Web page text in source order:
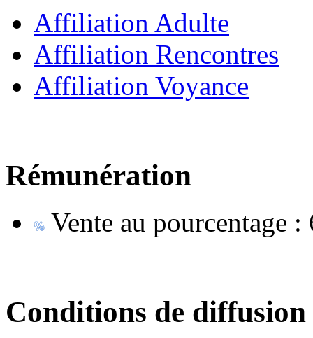
Affiliation Adulte
Affiliation Rencontres
Affiliation Voyance
Rémunération
Vente au pourcentage :
Conditions de diffusion